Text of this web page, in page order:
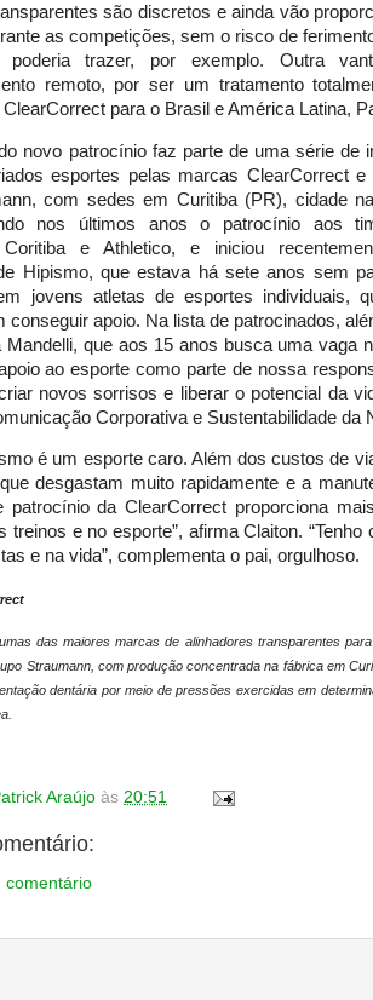
são discretos e ainda vão
as competições, sem o risco de
poderia trazer, por exemplo. Outra
remoto, por ser um tratamento
para o Brasil e América Latina,
novo patrocínio faz parte de uma série de
esportes pelas marcas ClearCorrect
com sedes em Curitiba (PR), cidade
nos últimos anos o patrocínio aos
Coritiba e Athletico, e iniciou
Hipismo, que estava há sete anos sem
jovens atletas de esportes individuais,
conseguir apoio. Na lista de patrocinados,
Mandelli, que aos 15 anos busca uma vaga
ao esporte como parte de nossa
novos sorrisos e liberar o potencial da
Corporativa e Sustentabilidade da
é um esporte caro. Além dos custos de
desgastam muito rapidamente e a
patrocínio da ClearCorrect proporciona
treinos e no esporte”, afirma Claiton.
e na vida”, complementa o pai, orgulhoso.
das maiores marcas de alinhadores transparentes
Straumann, com produção concentrada na fábrica em
dentária por meio de pressões exercidas em
Araújo às 20:51
comentário